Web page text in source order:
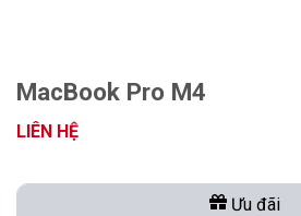
MacBook Pro M4
LIÊN HỆ
Ưu đãi